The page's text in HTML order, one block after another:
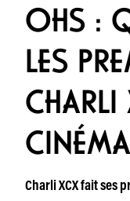
OHS :
LES
CHARLI
Charli XCX fait ses